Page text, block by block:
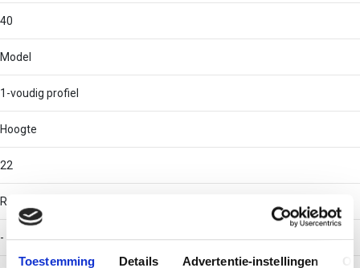
Toestemming Details Advertentie-instellingen
40
Model
1-voudig profiel
Hoogte
22
RAL-nummer
-